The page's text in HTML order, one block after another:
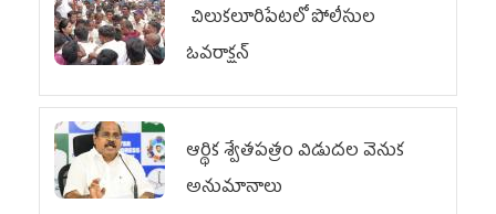
చిలుక‌లూరిపేట‌లో పోలీసుల
ఓవ‌రాక్ష‌న్‌
ఆర్థిక శ్వేతపత్రం విడుదల వెనుక
అనుమానాలు